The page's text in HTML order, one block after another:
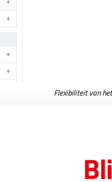
Flexibiliteit van
administrator zijn